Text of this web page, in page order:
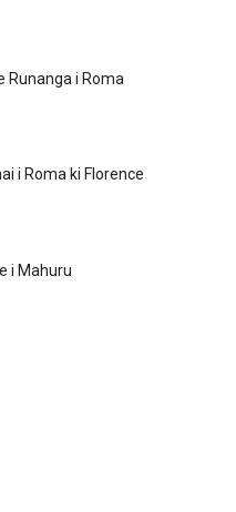
Runanga i Roma
i Roma ki Florence
i Mahuru